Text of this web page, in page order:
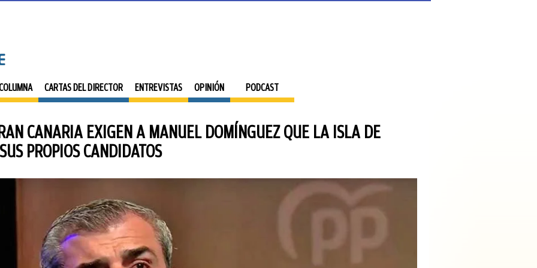
CARTAS DEL DIRECTOR ENTREVISTAS OPINIÓN PODCAST
CANARIA EXIGEN A MANUEL DOMÍNGUEZ QUE LA ISLA DE
PROPIOS CANDIDATOS